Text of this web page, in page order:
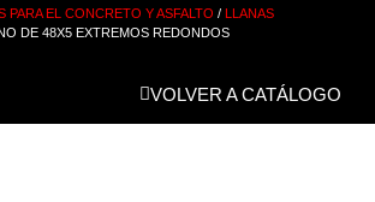
PARA EL CONCRETO Y ASFALTO /LLANAS
DE 48X5 EXTREMOS REDONDOS
VOLVER A CATÁLOGO